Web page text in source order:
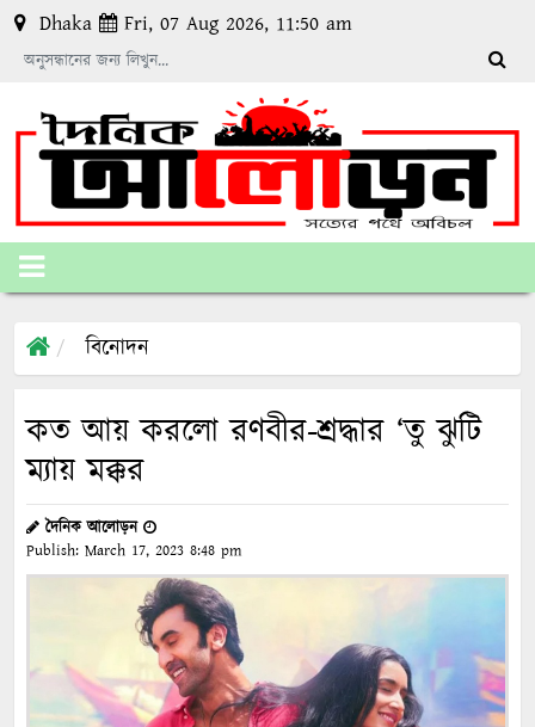
Dhaka Fri, 07 Aug 2026, 11:50 am
বিনোদন
কত আয় করলো রণবীর-শ্রদ্ধার ‘তু ঝুটি
ম্যায় মক্কর
দৈনিক আলোড়ন
Publish: March 17, 2023 8:48 pm